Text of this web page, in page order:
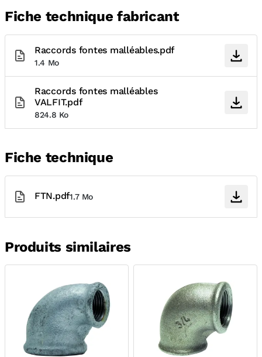
Fiche technique fabricant
Raccords fontes malléables.pdf
1.4 Mo
Raccords fontes malléables
VALFIT.pdf
824.8 Ko
Fiche technique
FTN.pdf1.7 Mo
Produits similaires